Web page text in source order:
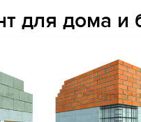
для дома и